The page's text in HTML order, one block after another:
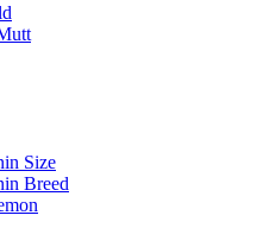
Size
Breed